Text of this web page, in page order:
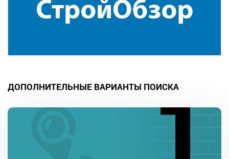
ДОПОЛНИТЕЛЬНЫЕ ВАРИАНТЫ ПОИСКА